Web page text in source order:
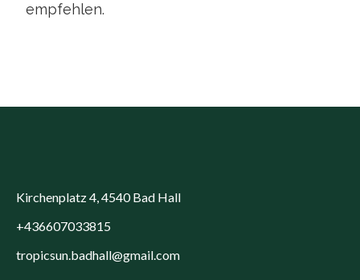
empfehlen.
Kirchenplatz 4, 4540 Bad Hall
+436607033815
tropicsun.badhall@gmail.com